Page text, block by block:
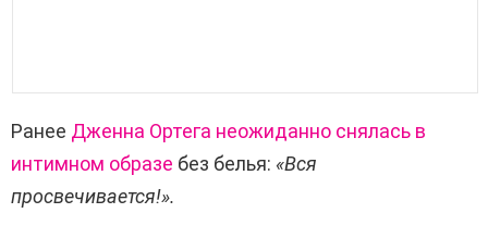
Ранее Дженна Ортега неожиданно снялась в
интимном образе без белья: «Вся
просвечивается!».